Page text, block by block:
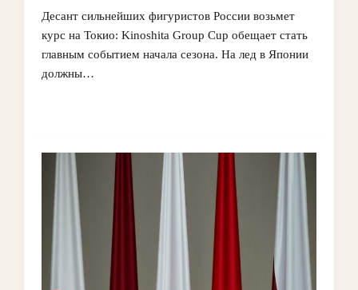
Десант сильнейших фигуристов России возьмет
курс на Токио: Kinoshita Group Cup обещает стать
главным событием начала сезона. На лед в Японии
должны…